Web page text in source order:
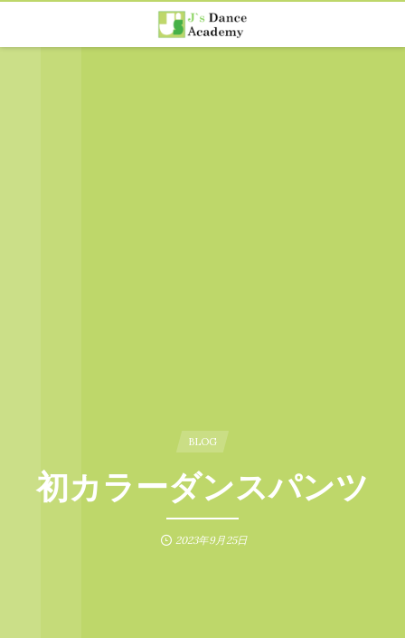
BLOG
初カラーダンスパンツ
2023年9月25日